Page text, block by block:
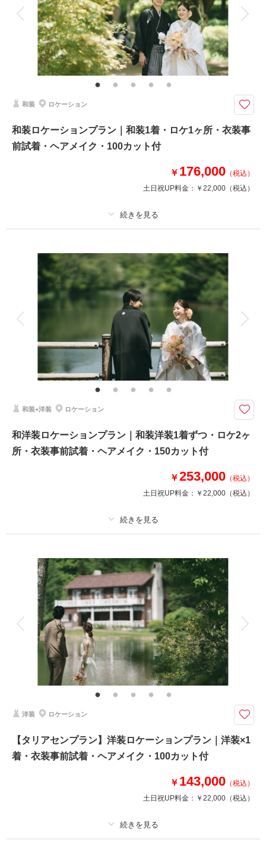
衣装追加 会食 挙式
家族と撮影 家族用衣装レンタル ペットと撮影
その他含むもの
ロケーション申請料金、ロケーション移動費
人生最高のデートに相応しい、 厳選された撮影ロケーション
【プラン詳細（含まれるもの）】写真撮影料 / 全データレタッチ納品 / ご新
郎衣装 / ご新婦衣装 / 着付け / ヘア＆メイクアップ / プランニング / 撮影申請
を確認する
和装 ロケーション
和装ロケーションプラン｜和装1着・ロケ1ヶ所・衣装事
前試着・ヘアメイク・100カット付
￥ 176,000 （税込）
土日祝UP料金： ￥22,000 （税込）
撮影料 新婦衣装1着 新郎衣装1着
着付け ヘアメイク 小物一式
アルバム データ 100 カット 台紙付写真
会食
家族用衣装レンタル ペットと撮影
その他含むもの
事前衣装試着付き｜専属コーディネーターと共に事前試着にてお気に入りの
1着を選べます。 ※ロケーション申請料金・ロケーション移動費込み
花嫁なら憧れる、白無垢や色打掛。伝統的な和装だからこそ、綺麗な形で写
真に残して。
【プラン詳細（含まれるもの）】 写真撮影料/ 全データレタッチ納品 / デ
ータ納品/ ご新郎衣装 / ご新婦衣装 / 着付け / ヘア＆メイクアップ /プランニ
ング/撮影申請
撮影場所： 雲場池
相談予約する
来店・オンライン
撮影日の空き
を確認する
和装+洋装 ロケーション
和洋装ロケーションプラン｜和装洋装1着ずつ・ロケ2ヶ
所・衣装事前試着・ヘアメイク・150カット付
￥253,000 （税込）
土日祝UP料金： ￥22,000 （税込）
撮影料 新婦衣装2着 新郎衣装2着
着付け ヘアメイク 小物一式
アルバム データ 150 カット 台紙付写真
衣装追加 挙式
家族と撮影 家族用衣装レンタル ペットと撮影
その他含むもの
事前衣装試着付き｜専属コーディネーターと共に事前試着にてお気に入りの
1着を選べます。※ロケーション申請料金・ロケーション移動費込み
ウェディングドレスorカラードレス×タキシード、白無垢or色打掛×紋付
袴、選べる衣装プラン
ータ納品/ ご新郎衣装 / ご新婦衣装 / 着付け / ヘア＆メイクアップ / プランニ
ング/ 撮影申請
撮影場所： 旧三笠ホテル・タリアセン
洋装 ロケーション
【タリアセンプラン】洋装ロケーションプラン｜洋装×1
着・衣装事前試着・ヘアメイク・100カット付
￥ 143,000 （税込）
土日祝UP料金： ￥22,000 （税込）